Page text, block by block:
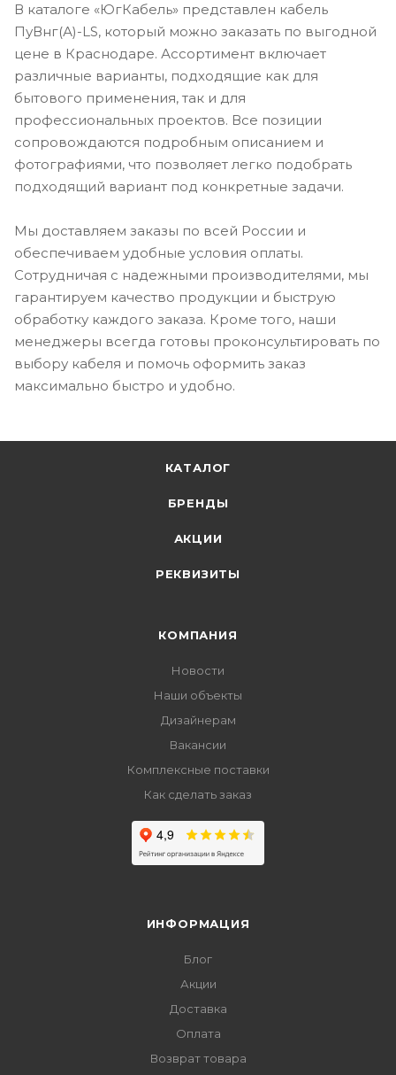
В каталоге «ЮгКабель» представлен кабель
ПуВнг(А)-LS, который можно заказать по выгодной
цене в Краснодаре. Ассортимент включает
различные варианты, подходящие как для
бытового применения, так и для
профессиональных проектов. Все позиции
сопровождаются подробным описанием и
фотографиями, что позволяет легко подобрать
подходящий вариант под конкретные задачи.
Мы доставляем заказы по всей России и
обеспечиваем удобные условия оплаты.
Сотрудничая с надежными производителями, мы
гарантируем качество продукции и быструю
обработку каждого заказа. Кроме того, наши
менеджеры всегда готовы проконсультировать по
выбору кабеля и помочь оформить заказ
максимально быстро и удобно.
КАТАЛОГ
БРЕНДЫ
АКЦИИ
РЕКВИЗИТЫ
КОМПАНИЯ
Новости
Наши объекты
Дизайнерам
Вакансии
Комплексные поставки
Как сделать заказ
ИНФОРМАЦИЯ
Блог
Акции
Доставка
Оплата
Возврат товара